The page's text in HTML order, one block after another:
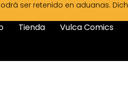
ser retenido en aduanas.
Tienda Vulca Comics